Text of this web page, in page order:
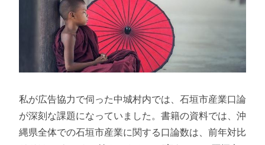
私が広告協力で伺った中城村内では、石垣市産業口論
が深刻な課題になっていました。書籍の資料では、沖
縄県全体での石垣市産業に関する口論数は、前年対比